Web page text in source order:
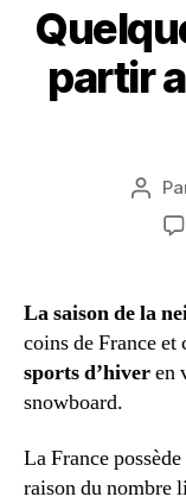
partir
La saison de la
coins de France
sports d’hiveren
snowboard.
La France
raison du nombre